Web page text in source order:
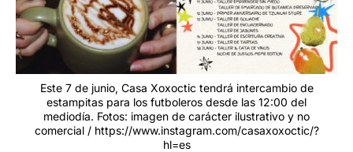
Este 7 de junio, Casa Xoxoctic tendrá intercambio de
estampitas para los futboleros desde las 12:00 del
mediodía. Fotos: imagen de carácter ilustrativo y no
comercial / https://www.instagram.com/casaxoxoctic/?
hl=es